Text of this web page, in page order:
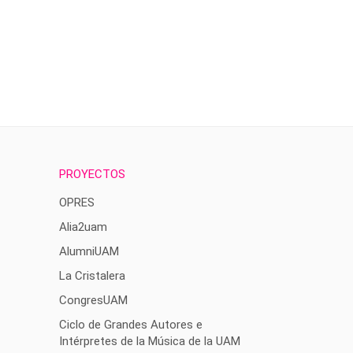
PROYECTOS
OPRES
Alia2uam
AlumniUAM
La Cristalera
CongresUAM
Ciclo de Grandes Autores e
Intérpretes de la Música de la UAM